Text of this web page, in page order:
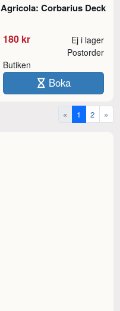
Agricola: Corbarius Deck
180 kr Ej i lager
Butiken
Postorder
Boka
« 1 2 »